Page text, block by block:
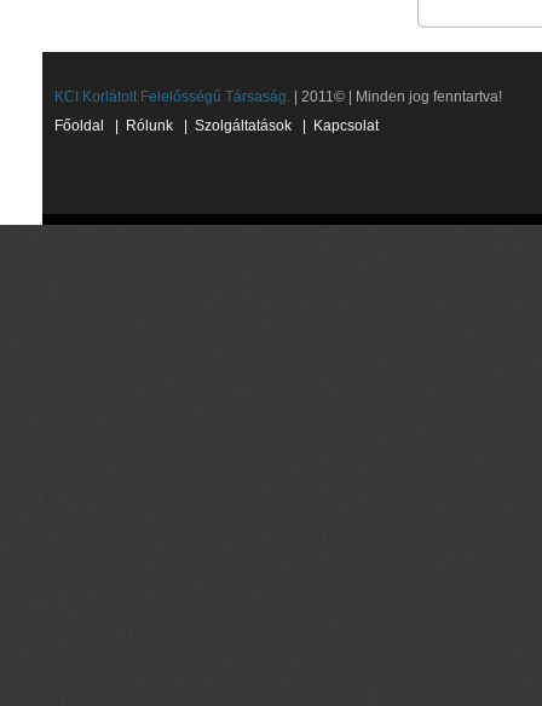
KCI Korlátolt Felelősségű Társaság. | 2011© | Minden jog fenntartva!
Főoldal
Rólunk Szolgáltatások Kapcsolat